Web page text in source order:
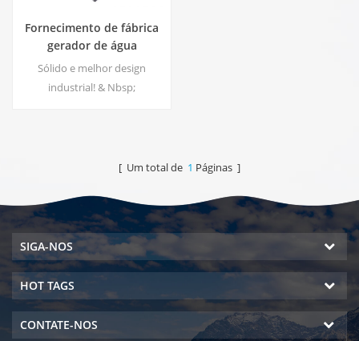
Fornecimento de fábrica
gerador de água
atmosférica comercial
100L EA-100
Sólido e melhor design
industrial! & Nbsp;
[ Um total de 1 Páginas ]
SIGA-NOS
HOT TAGS
CONTATE-NOS